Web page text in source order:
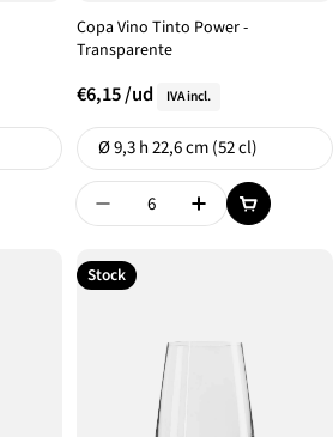
De {{ Product }}
Cantidad De {{ Product }}
Copa Vino Tinto Power -
Transparente
€6,15/ud IVA incl.
Formato
Ø 9,3 h 22,6 cm (52 cl)
Disminuir Cantidad De
Aumentar
Stock